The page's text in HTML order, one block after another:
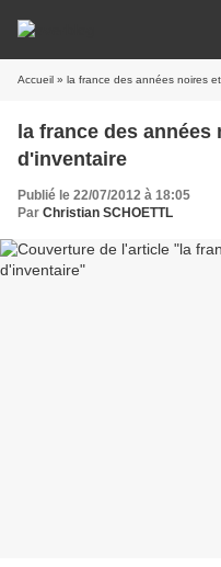
Accueil » la france des années noires
la france des
d'inventaire
Publié le 22/07/2012 à 18:05
Par Christian SCHOETTL